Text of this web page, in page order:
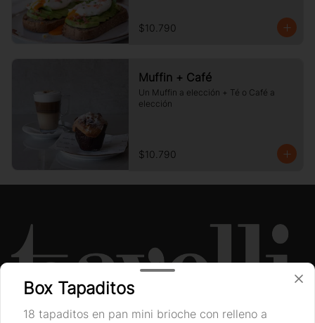
$10.790
Muffin + Café
Un Muffin a elección + Té o Café a
elección
$10.790
Box Tapaditos
18 tapaditos en pan mini brioche con relleno a